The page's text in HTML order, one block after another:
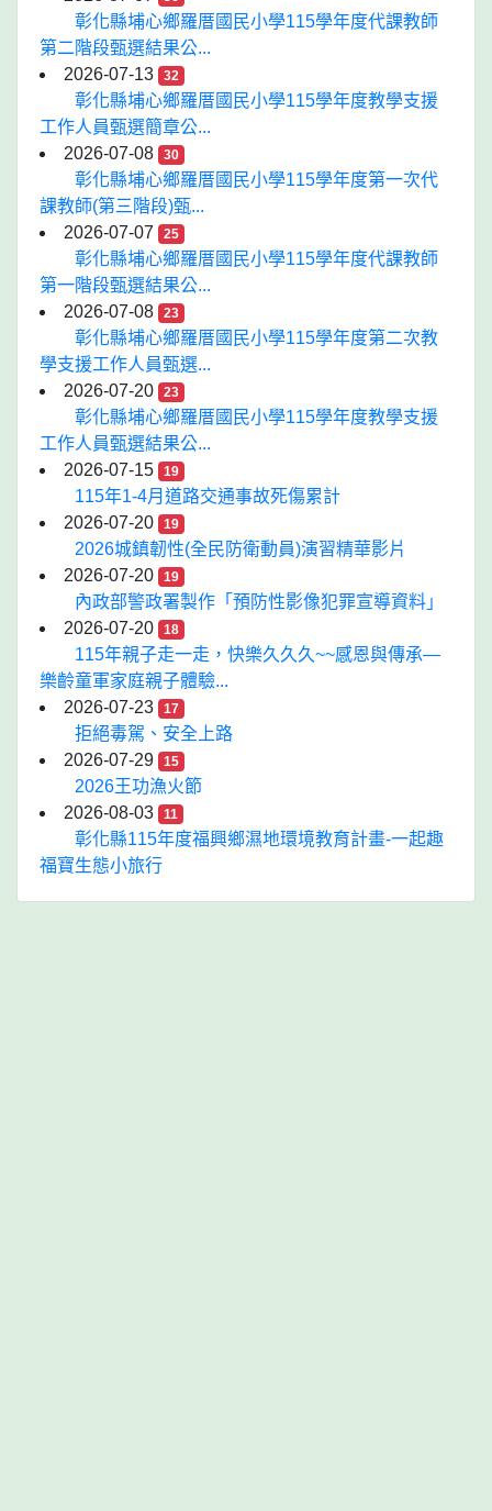
彰化縣埔心鄉羅厝國民小學115學年度代課教師
第二階段甄選結果公...
2026-07-13
32
彰化縣埔心鄉羅厝國民小學115學年度教學支援
工作人員甄選簡章公...
2026-07-08
30
彰化縣埔心鄉羅厝國民小學115學年度第一次代
課教師(第三階段)甄...
2026-07-07
25
彰化縣埔心鄉羅厝國民小學115學年度代課教師
第一階段甄選結果公...
2026-07-08
23
彰化縣埔心鄉羅厝國民小學115學年度第二次教
學支援工作人員甄選...
2026-07-20
23
彰化縣埔心鄉羅厝國民小學115學年度教學支援
工作人員甄選結果公...
2026-07-15
19
115年1-4月道路交通事故死傷累計
2026-07-20
19
2026城鎮韌性(全民防衛動員)演習精華影片
2026-07-20
19
內政部警政署製作「預防性影像犯罪宣導資料」
2026-07-20
18
115年親子走一走，快樂久久久~~感恩與傳承—
樂齡童軍家庭親子體驗...
2026-07-23
17
拒絕毒駕、安全上路
2026-07-29
15
2026王功漁火節
2026-08-03
11
彰化縣115年度福興鄉濕地環境教育計畫-一起趣
福寶生態小旅行